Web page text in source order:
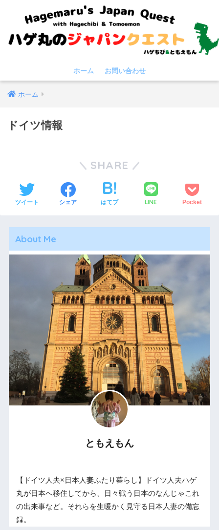
ホーム お問い合わせ
ホーム
ドイツ情報
SHARE
ツイート シェア はてブ LINE Pocket
About Me
ともえもん
【ドイツ人夫×日本人妻ふたり暮らし】ドイツ人夫ハゲ
丸が日本へ移住してから、日々戦う日本のなんじゃこれ
の出来事など。それらを生暖かく見守る日本人妻の備忘
録。